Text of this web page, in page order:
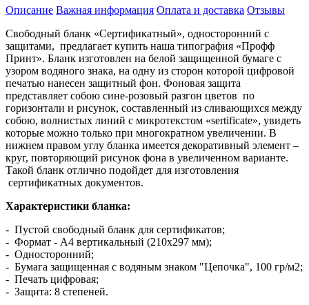
Описание Важная информация Оплата и доставка Отзывы
Свободный бланк «Сертификатный», односторонний с
защитами, предлагает купить наша типография «Профф
Принт». Бланк изготовлен на белой защищенной бумаге с
узором водяного знака, на одну из сторон которой цифровой
печатью нанесен защитный фон. Фоновая защита
представляет собою сине-розовый разгон цветов по
горизонтали и рисунок, составленный из сливающихся между
собою, волнистых линий с микротекстом «sertificate», увидеть
которые можно только при многократном увеличении. В
нижнем правом углу бланка имеется декоративный элемент –
круг, повторяющий рисунок фона в увеличенном варианте.
Такой бланк отлично подойдет для изготовления
сертификатных документов.
Характеристики бланка:
- Пустой свободный бланк для сертификатов;
- Формат - А4 вертикальный (210х297 мм);
- Односторонний;
- Бумага защищенная с водяным знаком "Цепочка", 100 гр/м2;
- Печать цифровая;
- Защита: 8 степеней.